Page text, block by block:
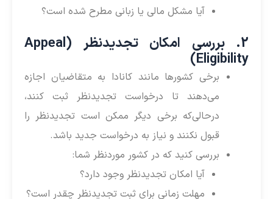
آیا مشکل مالی یا زبانی مطرح شده است؟
2. بررسی امکان تجدیدنظر (Appeal
Eligibility)
برخی کشورها مانند کانادا به متقاضیان اجازه
می‌دهند تا درخواست تجدیدنظر ثبت کنند،
درحالی‌که برخی دیگر ممکن است تجدیدنظر را
قبول نکنند و نیاز به درخواست جدید باشد.
بررسی کنید که در کشور موردنظر شما:
آیا امکان تجدیدنظر وجود دارد؟
مهلت زمانی برای ثبت تجدیدنظر چقدر است؟